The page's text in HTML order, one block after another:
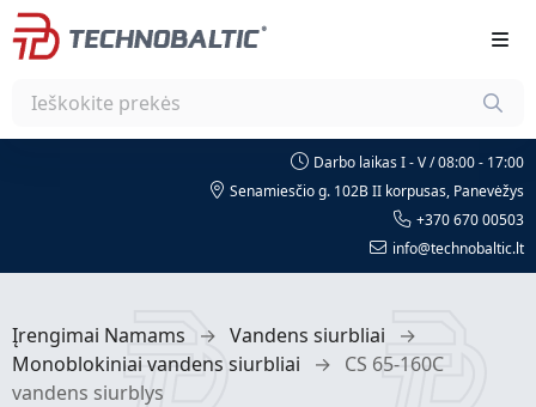
Darbo laikas I - V / 08:00 - 17:00
Senamiesčio g. 102B II korpusas, Panevėžys
+370 670 00503
info@technobaltic.lt
Įrengimai Namams → Vandens siurbliai
→
Monoblokiniai vandens siurbliai
→ CS 65-160C
vandens siurblys